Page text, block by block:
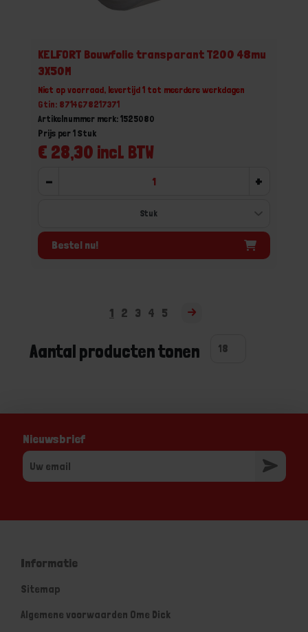
KELFORT Bouwfolie transparant T200 48mu
3X50M
Niet op voorraad, levertijd 1 tot meerdere werkdagen
Gtin: 8714678217371
Artikelnummer merk: 1525080
€ 28,30 incl. BTW
Prijs per 1 Stuk
- +
Bestel nu!
1 2 3 4 5
Aantal producten tonen
Nieuwsbrief
Informatie
Sitemap
Algemene voorwaarden Ome Dick